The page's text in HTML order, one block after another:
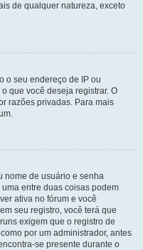
de qualquer natureza, exceto
o seu endereço de IP ou
que você deseja registrar. O
razões privadas. Para mais
nome de usuário e senha
entre duas coisas podem
ativa no fórum e você
seu registro, você terá que
exigem que o registro de
por um administrador, antes
se presente durante o